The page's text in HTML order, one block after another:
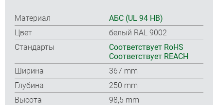
Материал
АБС (UL 94 HB)
Цвет
белый RAL 9002
Стандарты
Соответствует RoHS
Соответствует REACH
Ширина
367 mm
Глубина
250 mm
Высота
98,5 mm